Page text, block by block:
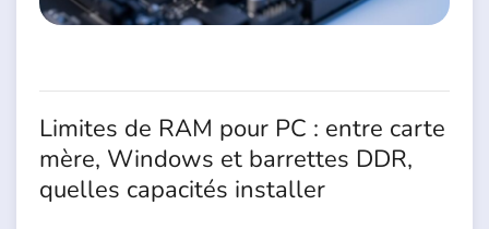
Limites de RAM pour PC : entre carte
mère, Windows et barrettes DDR,
quelles capacités installer